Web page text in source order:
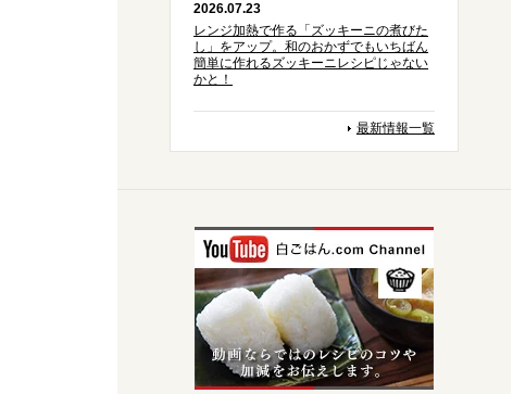
2026.07.23
レンジ加熱で作る「ズッキーニの煮びた
し」をアップ。和のおかずでもいちばん
簡単に作れるズッキーニレシピじゃない
かと！
最新情報一覧